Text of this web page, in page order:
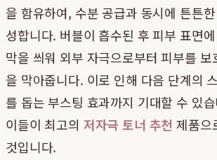
을 함유하여, 수분 공급과 동시에 튼튼
성합니다. 버블이 흡수된 후 피부 표면
막을 씌워 외부 자극으로부터 피부를 보
을 막아줍니다. 이로 인해 다음 단계의
를 돕는 부스팅 효과까지 기대할 수 있
이들이 최고의 저자극 토너 추천 제품으
것입니다.